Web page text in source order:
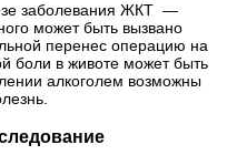
заболевания ЖКТ —
может быть вызвано
перенес операцию на
боли в животе может быть
алкоголем возможны